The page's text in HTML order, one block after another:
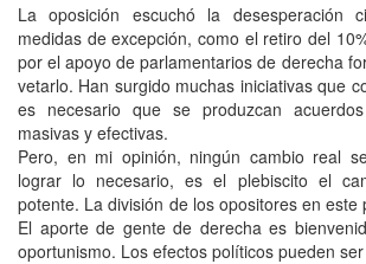
La oposición escuchó la desesperación
medidas de excepción, como el retiro del
por el apoyo de parlamentarios de derecha
vetarlo. Han surgido muchas iniciativas que
es necesario que se produzcan
masivas y efectivas.
Pero, en mi opinión, ningún cambio real
lograr lo necesario, es el plebiscito el
potente. La división de los opositores en este
El aporte de gente de derecha es
oportunismo. Los efectos políticos pueden